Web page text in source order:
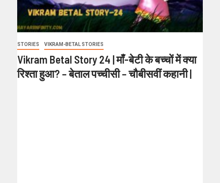
STORIES VIKRAM-BETAL STORIES
Vikram Betal Story 24 | माँ-बेटी के बच्चों में क्या
रिश्ता हुआ? – बेताल पच्चीसी – चौबीसवीं कहानी |